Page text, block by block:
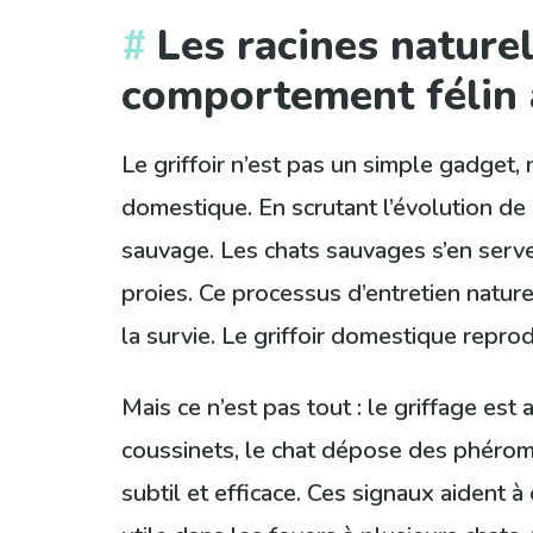
Les racines
comportement félin
Le griffoir n’est pas un simple
domestique. En scrutant l’évolution
sauvage. Les chats sauvages s’en
proies. Ce processus d’entretien
la survie. Le griffoir domestique
Mais ce n’est pas tout : le griffage
coussinets, le chat dépose des
subtil et efficace. Ces signaux aident